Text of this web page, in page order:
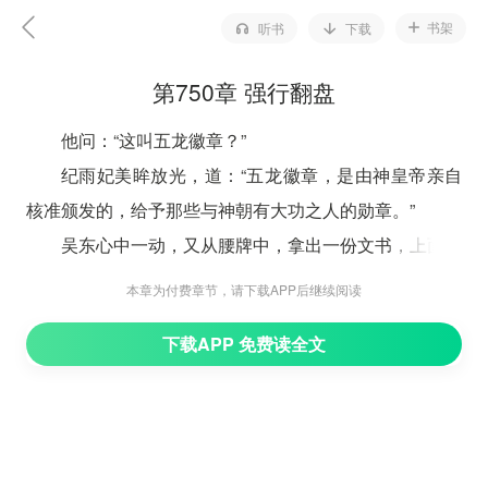
听书 下载 书架
第750章 强行翻盘
他问：“这叫五龙徽章？”
纪雨妃美眸放光，道：“五龙徽章，是由神皇帝亲自
核准颁发的，给予那些与神朝有大功之人的勋章。”
吴东心中一动，又从腰牌中，拿出一份文书，上面写
着，他因为炼制出三种对神朝有重大意义的丹药，极大提
陛下核准，给予吴东五龙徽章，以资鼓励。
本章为付费章节，请下载APP后继续阅读
下载APP 免费读全文